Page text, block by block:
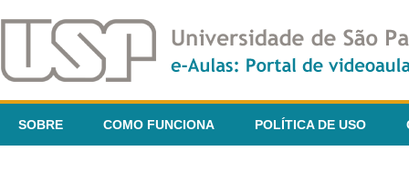
SOBRE COMO FUNCIONA POLÍTICA DE USO